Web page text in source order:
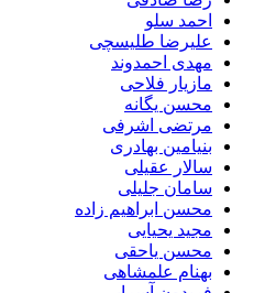
احمد سلو
علیرضا طلیسچی
مهدی احمدوند
مازیار فلاحی
محسن یگانه
مرتضی اشرفی
بنیامین بهادری
سالار عقیلی
سامان جلیلی
محسن ابراهیم زاده
مجید یحیایی
محسن یاحقی
بهنام علمشاهی